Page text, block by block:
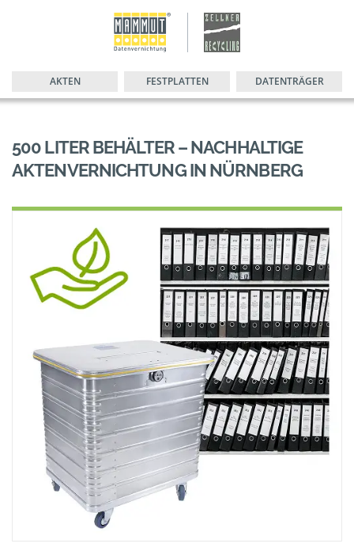
AKTEN FESTPLATTEN DATENTRÄGER
500 LITER BEHÄLTER – NACHHALTIGE
AKTENVERNICHTUNG IN NÜRNBERG